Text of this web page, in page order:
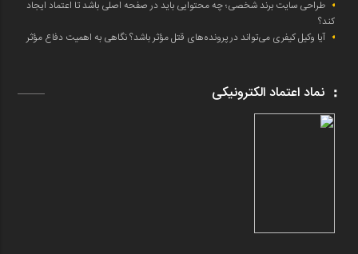
طراحی سایت برند شخصی؛ چه محتوایی باید در صفحه اصلی باشد تا اعتماد ایجاد
کند؟
آیا وکیل کیفری می‌تواند در پرونده‌های قتل مؤثر باشد؟ نگاهی به اهمیت دفاع مؤثر
نماد اعتماد الکترونیکی